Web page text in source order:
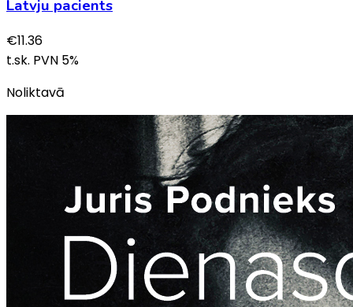
Latvju pacients
€11.36
t.sk. PVN 5%
Noliktavā